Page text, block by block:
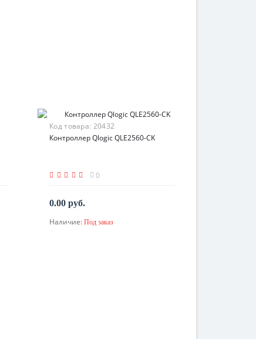
Код товара: 20432
Контроллер Qlogic QLE2560-CK
0
0.00 руб.
По запросу
Наличие: Под заказ